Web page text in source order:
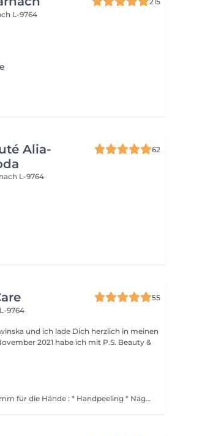
L-9764
Alia-
62
L-9764
55
9764
und ich lade Dich herzlich in meinen
2021 habe ich mit P.S. Beauty &
Das Verwöhnungsprogramm für die Hände : * Handpeeling * Nägel kurzen und feilen und die Nagelhaut weg machen * Entspannung Massage